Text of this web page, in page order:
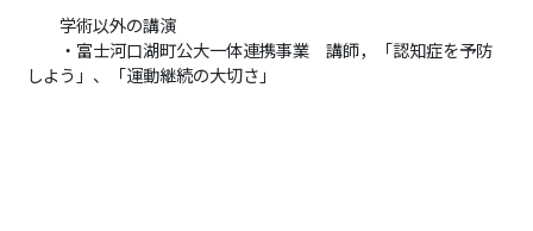
学術以外の講演
・富士河口湖町公大一体連携事業 講師，「認知症を予防
しよう」、「運動継続の大切さ」